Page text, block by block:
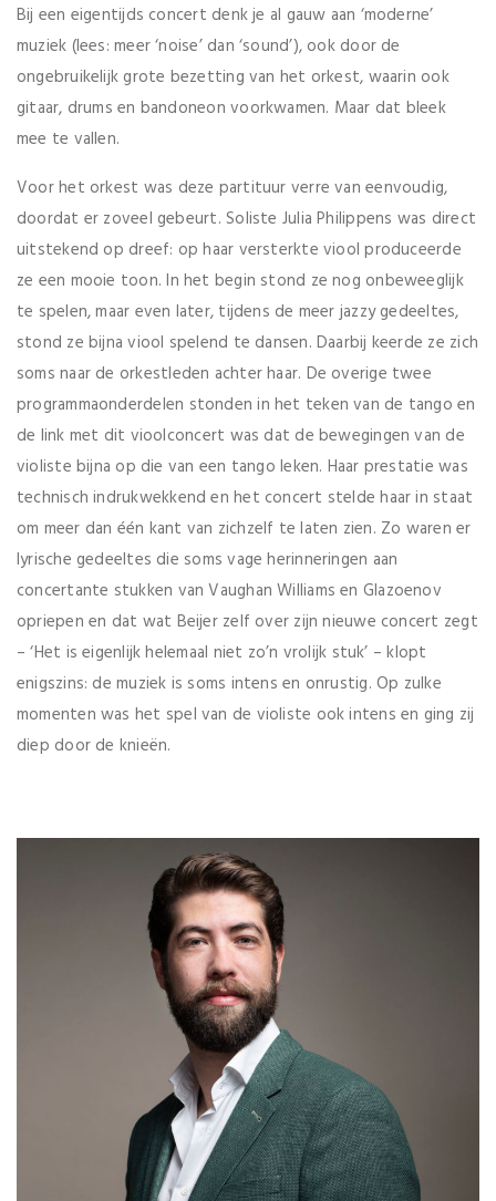
Bij een eigentijds concert denk je al gauw aan ‘moderne’
muziek (lees: meer ‘noise’ dan ‘sound’), ook door de
ongebruikelijk grote bezetting van het orkest, waarin ook
gitaar, drums en bandoneon voorkwamen. Maar dat bleek
mee te vallen.
Voor het orkest was deze partituur verre van eenvoudig,
doordat er zoveel gebeurt. Soliste Julia Philippens was direct
uitstekend op dreef: op haar versterkte viool produceerde
ze een mooie toon. In het begin stond ze nog onbeweeglijk
te spelen, maar even later, tijdens de meer jazzy gedeeltes,
stond ze bijna viool spelend te dansen. Daarbij keerde ze zich
soms naar de orkestleden achter haar. De overige twee
programmaonderdelen stonden in het teken van de tango en
de link met dit vioolconcert was dat de bewegingen van de
violiste bijna op die van een tango leken. Haar prestatie was
technisch indrukwekkend en het concert stelde haar in staat
om meer dan één kant van zichzelf te laten zien. Zo waren er
lyrische gedeeltes die soms vage herinneringen aan
concertante stukken van Vaughan Williams en Glazoenov
opriepen en dat wat Beijer zelf over zijn nieuwe concert zegt
– ‘Het is eigenlijk helemaal niet zo’n vrolijk stuk’ – klopt
enigszins: de muziek is soms intens en onrustig. Op zulke
momenten was het spel van de violiste ook intens en ging zij
diep door de knieën.